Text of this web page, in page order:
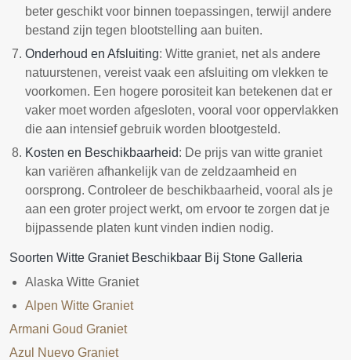
beter geschikt voor binnen toepassingen, terwijl andere
bestand zijn tegen blootstelling aan buiten.
Onderhoud en Afsluiting: Witte graniet, net als andere
natuurstenen, vereist vaak een afsluiting om vlekken te
voorkomen. Een hogere porositeit kan betekenen dat er
vaker moet worden afgesloten, vooral voor oppervlakken
die aan intensief gebruik worden blootgesteld.
Kosten en Beschikbaarheid: De prijs van witte graniet
kan variëren afhankelijk van de zeldzaamheid en
oorsprong. Controleer de beschikbaarheid, vooral als je
aan een groter project werkt, om ervoor te zorgen dat je
bijpassende platen kunt vinden indien nodig.
Soorten Witte Graniet Beschikbaar Bij Stone Galleria
Alaska Witte Graniet
Alpen Witte Graniet
Armani Goud Graniet
Azul Nuevo Graniet